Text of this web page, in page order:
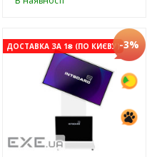
ДОСТАВКА ЗА 1₴ (ПО КИЄВУ)-3%